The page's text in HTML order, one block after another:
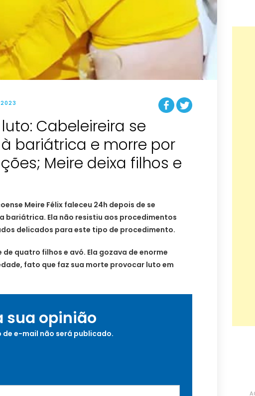
Cabeleireira se
bariátrica e morre por
Meire deixa filhos e
Meire Félix faleceu 24h depois de se
bariátrica. Ela não resistiu aos procedimentos
delicados para este tipo de procedimento.
de quatro filhos e avó. Ela gozava de enorme
fato que faz sua morte provocar luto em
sua opinião
de e-mail não será publicado.